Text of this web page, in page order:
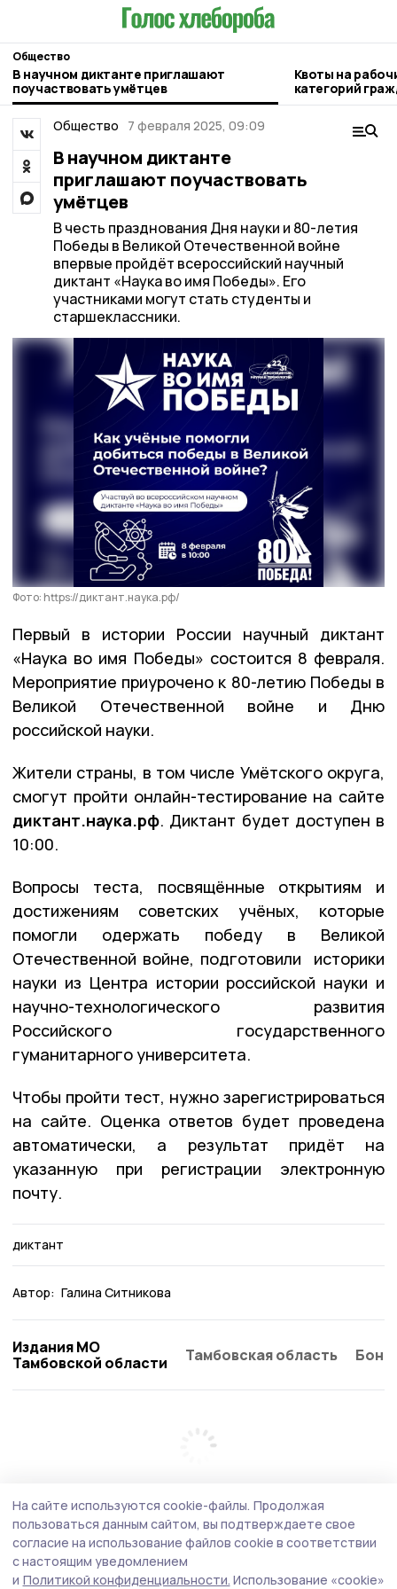
Общество
В научном диктанте приглашают
поучаствовать умётцев
Квоты на
категорий
ЦЗН
Общество
7 февраля 2025, 09:09
В научном диктанте
приглашают поучаствовать
умётцев
В честь празднования Дня науки и 80-летия
Победы в Великой Отечественной войне
впервые пройдёт всероссийский научный
диктант «Наука во имя Победы». Его
участниками могут стать студенты и
старшеклассники.
Фото: https://диктант.наука.рф/
Первый в истории России научный диктант
«Наука во имя Победы» состоится 8 февраля.
Мероприятие приурочено к 80-летию Победы в
Великой Отечественной войне и Дню
российской науки.
Жители страны, в том числе Умётского округа,
смогут пройти онлайн-тестирование на сайте
диктант.наука.рф. Диктант будет доступен в
10:00.
Вопросы теста, посвящённые открытиям и
достижениям советских учёных, которые
помогли одержать победу в Великой
Отечественной войне, подготовили историки
науки из Центра истории российской науки и
научно-технологического развития
Российского государственного
гуманитарного университета.
Чтобы пройти тест, нужно зарегистрироваться
на сайте. Оценка ответов будет проведена
автоматически, а результат придёт на
указанную при регистрации электронную
почту.
диктант
Автор: Галина Ситникова
Издания МО
Тамбовской области
Тамбовская область
На сайте используются cookie-файлы. Продолжая
пользоваться данным сайтом, вы подтверждаете свое
согласие на использование файлов cookie в соответствии
с настоящим уведомлением
и Политикой конфиденциальности. Использование «cookie»